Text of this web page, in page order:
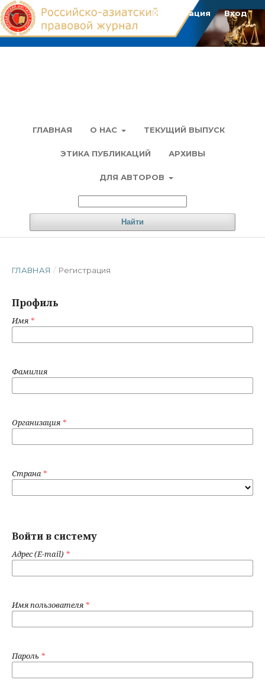
ГЛАВНАЯ О НАС ТЕКУЩИЙ ВЫПУСК
ЭТИКА ПУБЛИКАЦИЙ АРХИВЫ
ДЛЯ АВТОРОВ
Найти
Регистрация Вход
ГЛАВНАЯ / Регистрация
Профиль
Имя *
Фамилия
Организация *
Страна *
Войти в систему
Адрес (E-mail) *
Имя пользователя *
Пароль *